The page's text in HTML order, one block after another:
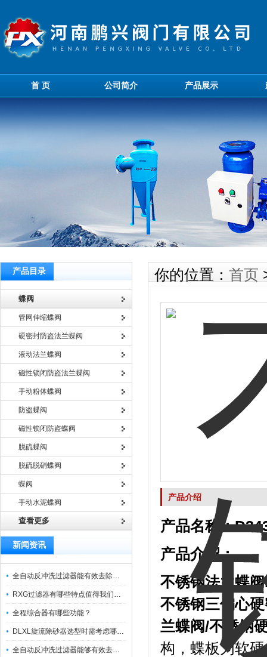
首 页 公司简介 产品展示
产品目录
蝶阀
管网伸缩蝶阀
硬密封防盗法兰蝶阀
液动法兰蝶阀
磁性锁闭防盗法兰蝶阀
手动粉体蝶阀
防盗蝶阀
磁性锁闭防盗蝶阀
脱硫蝶阀
脱硫脱硝蝶阀
蝶阀
手动水泥蝶阀
查看更多
新闻资讯
全自动反冲洗过滤器能有效去除过滤介质上的杂质
RXG过滤器有哪些特点值得我们选择？
全程综合器有哪些功能？
DLXL旋流除砂器选型时需考虑哪些因素？
全自动反冲洗过滤器能够有效去除不同粒径的固体杂
你的位置： 首页
产品介绍
产品名称：
产品介绍：
不锈钢法兰蝶阀
不锈钢三偏心
兰蝶阀/不锈钢
构，蝶板为软